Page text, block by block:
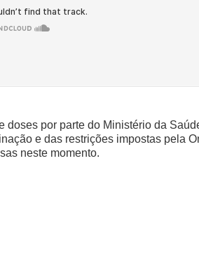
por parte do Ministério da
e das restrições impostas pela
neste momento.